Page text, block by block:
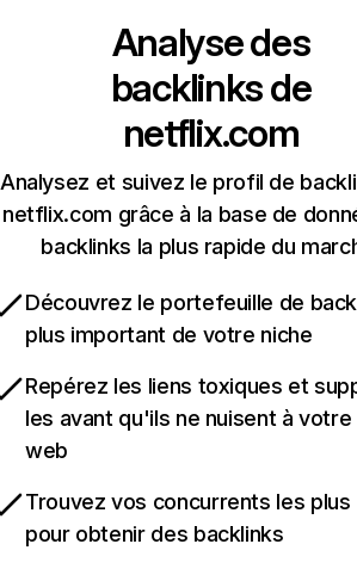
Analyse des
backlinks de
netflix.com
Analysez et suivez le profil de
netflix.com grâce à la base de
backlinks la plus rapide du
Découvrez le portefeuille de
plus important de votre niche
Repérez les liens toxiques et
les avant qu'ils ne nuisent à
web
Trouvez vos concurrents les
pour obtenir des backlinks